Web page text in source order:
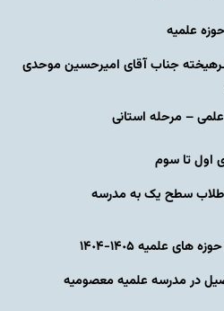
علمیه
جناب آقای امیرحسین موحدی
علمی – مرحله استانی
اول تا سوم
طلاب سطح یک به مدرسه
علمیه ١۴٠۵-١۴٠۴
در مدرسه علمیه معصومیه